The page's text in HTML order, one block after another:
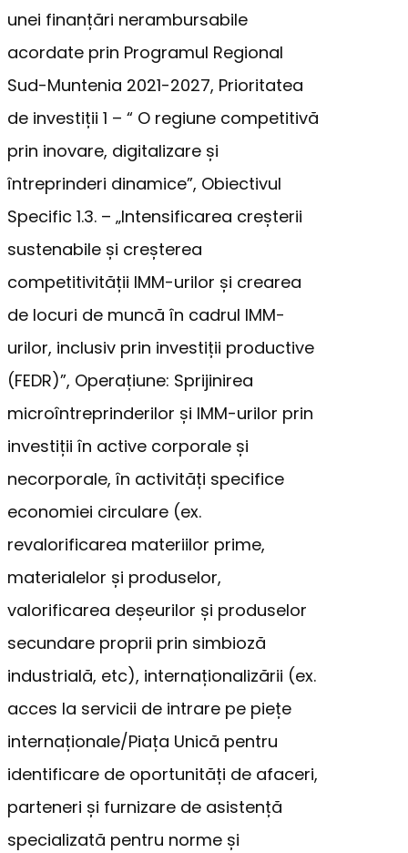
unei finanțări nerambursabile
acordate prin Programul Regional
Sud-Muntenia 2021-2027, Prioritatea
de investiții 1 – “ O regiune competitivă
prin inovare, digitalizare și
întreprinderi dinamice”, Obiectivul
Specific 1.3. – „Intensificarea creșterii
sustenabile și creșterea
competitivității IMM-urilor și crearea
de locuri de muncă în cadrul IMM-
urilor, inclusiv prin investiții productive
(FEDR)”, Operațiune: Sprijinirea
microîntreprinderilor și IMM-urilor prin
investiții în active corporale și
necorporale, în activități specifice
economiei circulare (ex.
revalorificarea materiilor prime,
materialelor și produselor,
valorificarea deșeurilor și produselor
secundare proprii prin simbioză
industrială, etc), internaționalizării (ex.
acces la servicii de intrare pe piețe
internaționale/Piața Unică pentru
identificare de oportunități de afaceri,
parteneri și furnizare de asistență
specializată pentru norme și